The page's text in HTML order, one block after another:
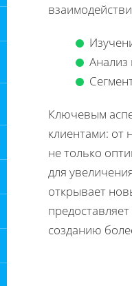
Анализ
Ключевым
клиентами: от
не только
для
открывает
созданию